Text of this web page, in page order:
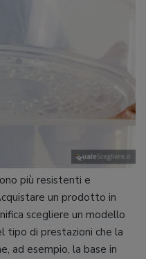
più resistenti e
un prodotto in
scegliere un modello
tipo di prestazioni che la
ad esempio, la base in